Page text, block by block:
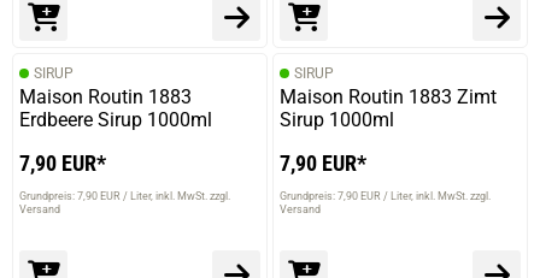
SIRUP
Maison Routin 1883
Erdbeere Sirup 1000ml
7,90 EUR*
Grundpreis: 7,90 EUR / Liter inkl. MwSt. zzgl.
Versand
SIRUP
Maison Routin 1883 Zimt
Sirup 1000ml
7,90 EUR*
Grundpreis: 7,90 EUR / Liter inkl. MwSt. zzgl.
Versand